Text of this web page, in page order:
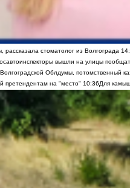
стоматолог из Волгограда
вышли на улицы
Облдумы, потомственный
претендентам на "место" 10:36Для